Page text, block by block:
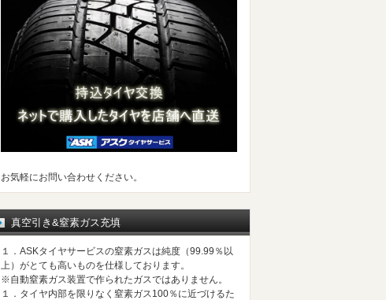
お気軽にお問い合わせください。
真空引き&窒素ガス充填
１．ASKタイヤサービスの窒素ガスは純度（99.99％以
上）がとても高いものを仕様しております。
※自動窒素ガス装置で作られたガスではありません。
１．タイヤ内部を限りなく窒素ガス100％に近づけるた